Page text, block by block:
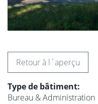
Retour à l´aperçu
Type de bâtiment:
Bureau & Administration